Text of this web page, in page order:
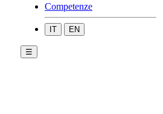
Competenze
IT EN
☰